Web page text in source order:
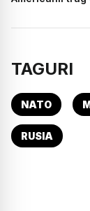
TAGURI
NATO
RUSIA